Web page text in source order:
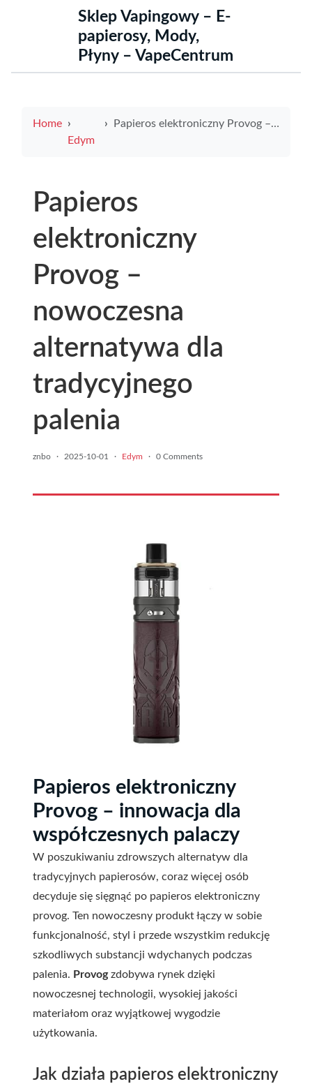
Sklep Vapingowy – E-
papierosy, Mody,
Płyny – VapeCentrum
Home
Edym
Papieros elektroniczny Provog – nowoczesna alternatywa dla tradycyjnego palenia
Papieros
elektroniczny
Provog –
nowoczesna
alternatywa dla
tradycyjnego
palenia
znbo · 2025-10-01 · Edym · 0 Comments
Papieros elektroniczny
Provog – innowacja dla
współczesnych palaczy
W poszukiwaniu zdrowszych alternatyw dla
tradycyjnych papierosów, coraz więcej osób
decyduje się sięgnąć po papieros elektroniczny
provog. Ten nowoczesny produkt łączy w sobie
funkcjonalność, styl i przede wszystkim redukcję
szkodliwych substancji wdychanych podczas
palenia. Provogzdobywa rynek dzięki
nowoczesnej technologii, wysokiej jakości
materiałom oraz wyjątkowej wygodzie
użytkowania.
Jak działa papieros elektroniczny